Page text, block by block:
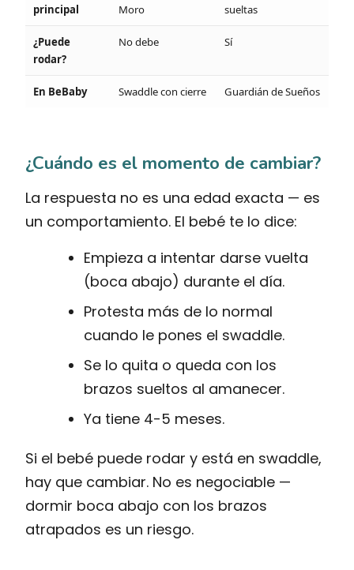
principal
Moro
sueltas
¿Puede
rodar?
No debe Sí
En BeBaby Swaddle con cierre Guardián de Sueños
¿Cuándo es el momento de cambiar?
La respuesta no es una edad exacta — es
un comportamiento. El bebé te lo dice:
Empieza a intentar darse vuelta
(boca abajo) durante el día.
Protesta más de lo normal
cuando le pones el swaddle.
Se lo quita o queda con los
brazos sueltos al amanecer.
Ya tiene 4-5 meses.
Si el bebé puede rodar y está en swaddle,
hay que cambiar. No es negociable —
dormir boca abajo con los brazos
atrapados es un riesgo.